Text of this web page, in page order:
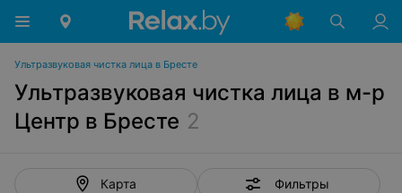
Ультразвуковая чистка лица в Бресте
Ультразвуковая чистка лица в м-р
Центр в Бресте 2
Карта Фильтры